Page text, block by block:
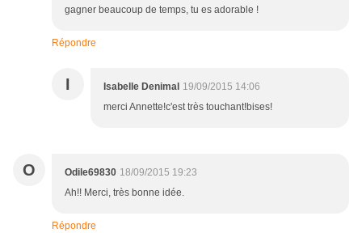
gagner beaucoup de temps, tu es adorable !
Répondre
I Isabelle Denimal 19/09/2015 14:06
merci Annette!c'est très touchant!bises!
O Odile69830 18/09/2015 19:23
Ah!! Merci, très bonne idée.
Répondre